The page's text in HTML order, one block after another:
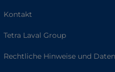
Kontakt
Tetra Laval Group
Rechtliche Hinweise und